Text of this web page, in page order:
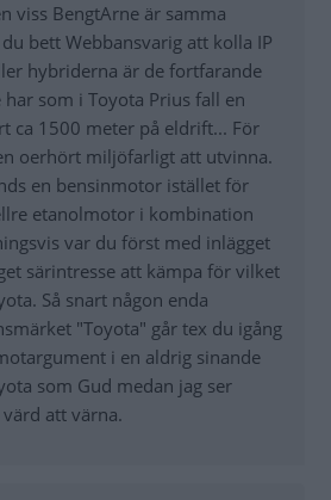
viss BengtArne är samma
bett Webbansvarig att kolla IP
hybriderna är de fortfarande
har som i Toyota Prius fall en
ca 1500 meter på eldrift... För
oerhört miljöfarligt att utvinna.
en bensinmotor istället för
etanolmotor i kombination
var du först med inlägget
särintresse att kämpa för vilket
Så snart någon enda
"Toyota" går tex du igång
i en aldrig sinande
som Gud medan jag ser
att värna.